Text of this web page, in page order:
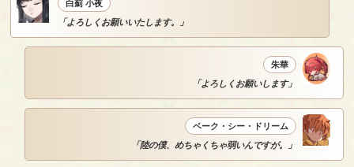
白薊 小夜
「よろしくお願いいたします。」
朱華
「よろしくお願いします」
ベーク・シー・ドリーム
「陸の僕、めちゃくちゃ弱いんですが。」